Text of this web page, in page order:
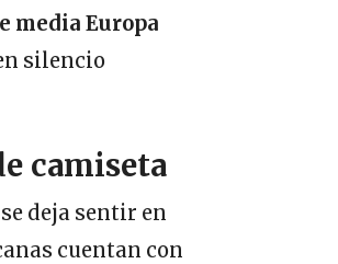
media Europa
silencio
camiseta
deja sentir en
cuentan con